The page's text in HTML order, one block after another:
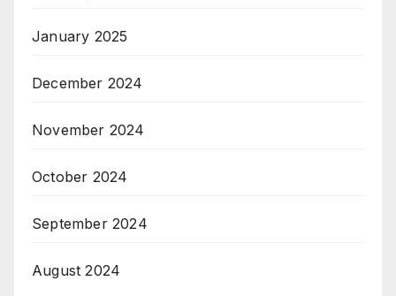
January 2025
December 2024
November 2024
October 2024
September 2024
August 2024